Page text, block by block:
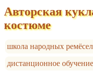
Авторская
костюме
школа народных
дистанционное обучение